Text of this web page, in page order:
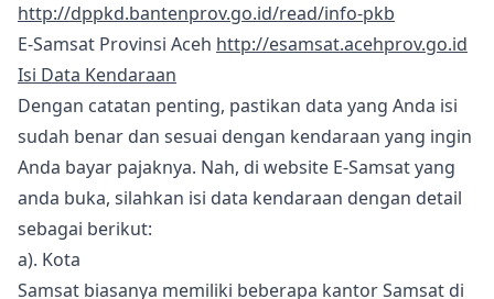
http://dppkd.bantenprov.go.id/read/info-pkb
E-Samsat Provinsi Aceh http://esamsat.acehprov.go.id
Isi Data Kendaraan
Dengan catatan penting, pastikan data yang Anda isi
sudah benar dan sesuai dengan kendaraan yang ingin
Anda bayar pajaknya. Nah, di website E-Samsat yang
anda buka, silahkan isi data kendaraan dengan detail
sebagai berikut:
a). Kota
Samsat biasanya memiliki beberapa kantor Samsat di